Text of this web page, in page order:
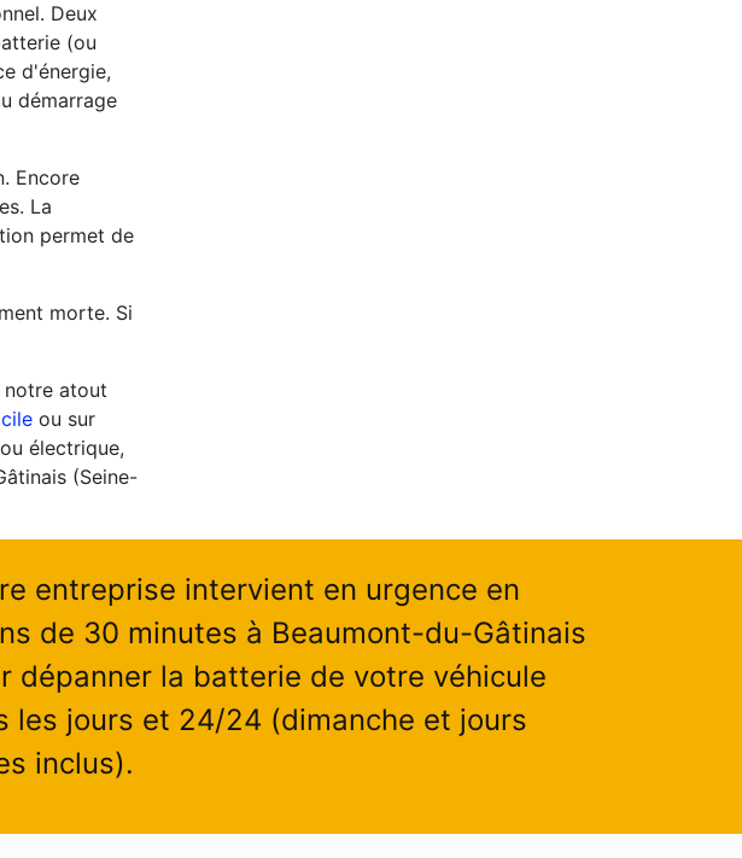
Deux
(ou
d'énergie,
démarrage
Encore
La
permet de
morte. Si
notre atout
ou sur
électrique,
(Seine-
entreprise intervient en urgence en
de 30 minutes à Beaumont-du-Gâtinais
dépanner la batterie de votre véhicule
les jours et 24/24 (dimanche et jours
inclus).